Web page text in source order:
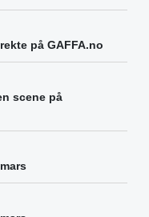
på GAFFA.no
scene på